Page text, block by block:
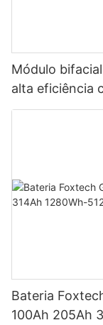
Módulo
alta eficiência
potências de
Bateria
100Ah 205Ah